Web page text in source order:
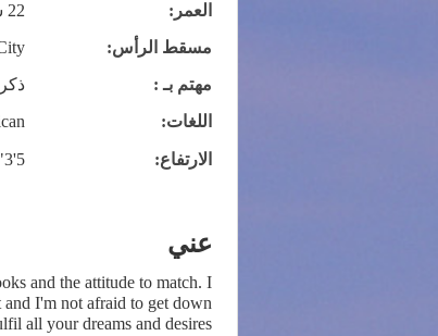
العمر:
22 سنة
مسقط الرأس:
😈
مهتم بـ :
ذكر
اللغات:
الارتفاع: 5'3"
عني
and the attitude to match. I
I'm not afraid to get down
all your dreams and desires!